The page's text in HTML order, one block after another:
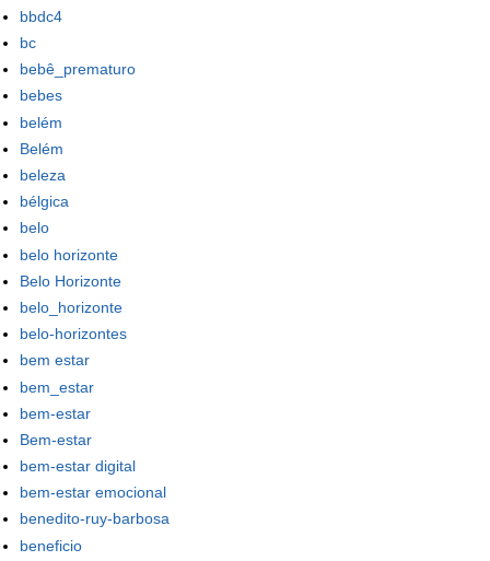
bbdc4
bc
bebê_prematuro
bebes
belém
Belém
beleza
bélgica
belo
belo horizonte
Belo Horizonte
belo_horizonte
belo-horizontes
bem estar
bem_estar
bem-estar
Bem-estar
bem-estar digital
bem-estar emocional
benedito-ruy-barbosa
beneficio